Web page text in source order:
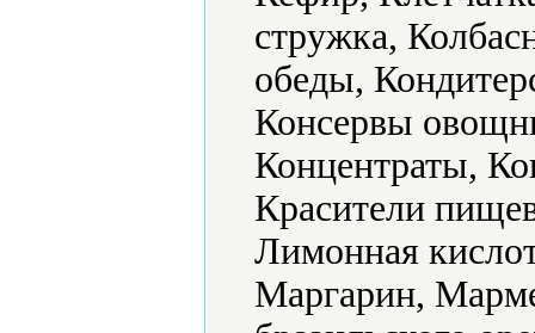
стружка,
обеды,
Консервы
Концентраты,
Красители
Лимонная
Маргарин,